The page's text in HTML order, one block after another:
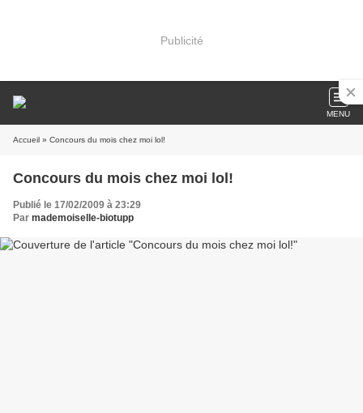
Publicité
MENU
Accueil » Concours du mois chez moi lol!
Concours du mois chez moi lol!
Publié le 17/02/2009 à 23:29
Par mademoiselle-biotupp